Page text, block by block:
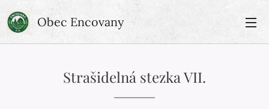
Obec Encovany
Strašidelná stezka VII.